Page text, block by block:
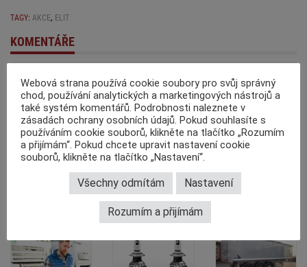
TAGY: AKCE, ELIT
KOMENTÁŘE
Pamatujte, že na internetu nejste anonymní. Komentáře jsou publikovány
uživateli portálu a nejsou před publikací autorizovány redakcí. MotoFocus
odstranit příspěvky, které porušujíZásady zadávání komentářů
Ještě nikdo tento článek nekomentoval. Buďte první!
Webová strana používá cookie soubory pro svůj správný
chod, používání analytických a marketingových nástrojů a
také systém komentářů. Podrobnosti naleznete v
zásadách ochrany osobních údajů. Pokud souhlasíte s
používáním cookie souborů, klikněte na tlačítko „Rozumím
a přijímám“. Pokud chcete upravit nastavení cookie
souborů, klikněte na tlačítko „Nastavení“.
Všechny odmítám Nastavení
Rozumím a přijímám